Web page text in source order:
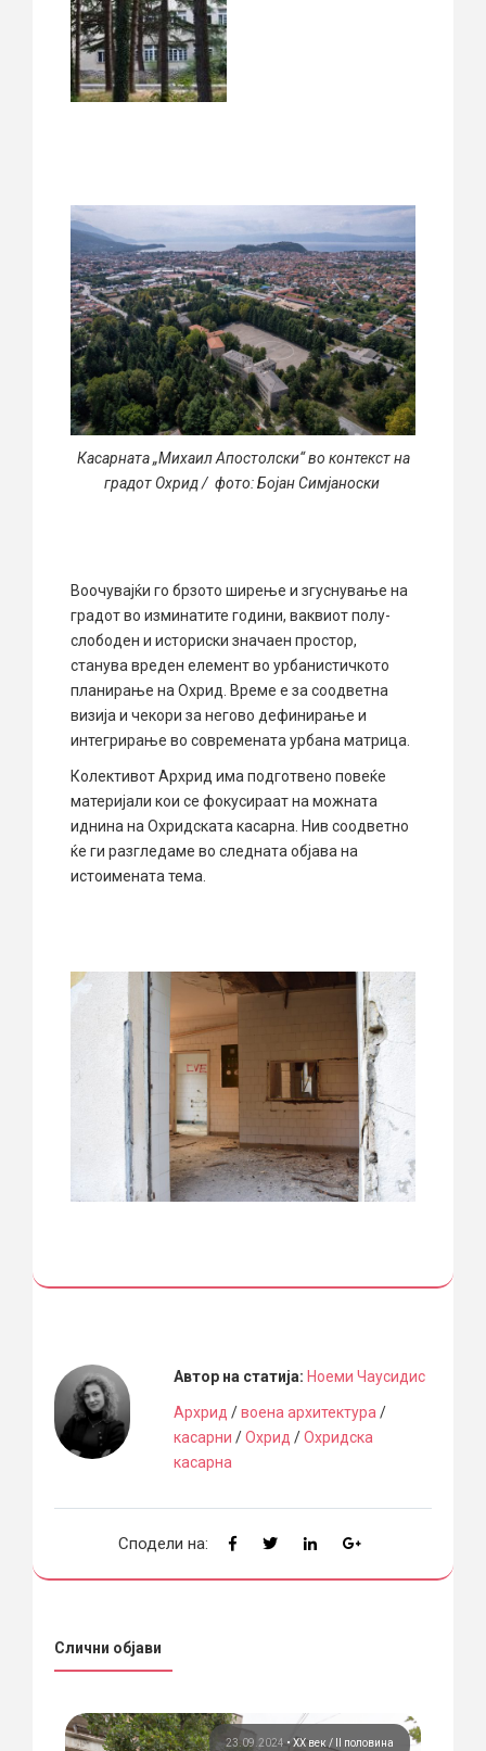
Касарната „Михаил Апостолски“ во контекст на
градот Охрид / фото: Бојан Симјаноски
Воочувајќи го брзото ширење и згуснување на
градот во изминатите години, ваквиот полу-
слободен и историски значаен простор,
станува вреден елемент во урбанистичкото
планирање на Охрид. Време е за соодветна
визија и чекори за негово дефинирање и
интегрирање во современата урбана матрица.
Колективот Архрид има подготвено повеќе
материјали кои се фокусираат на можната
иднина на Охридската касарна. Нив соодветно
ќе ги разгледаме во следната објава на
истоимената тема.
Автор на статија: Ноеми Чаусидис
Архрид /воена архитектура /
касарни /Охрид /Охридска
касарна
Сподели на:
Слични објави
23.09.2024• ХХ век / II половина